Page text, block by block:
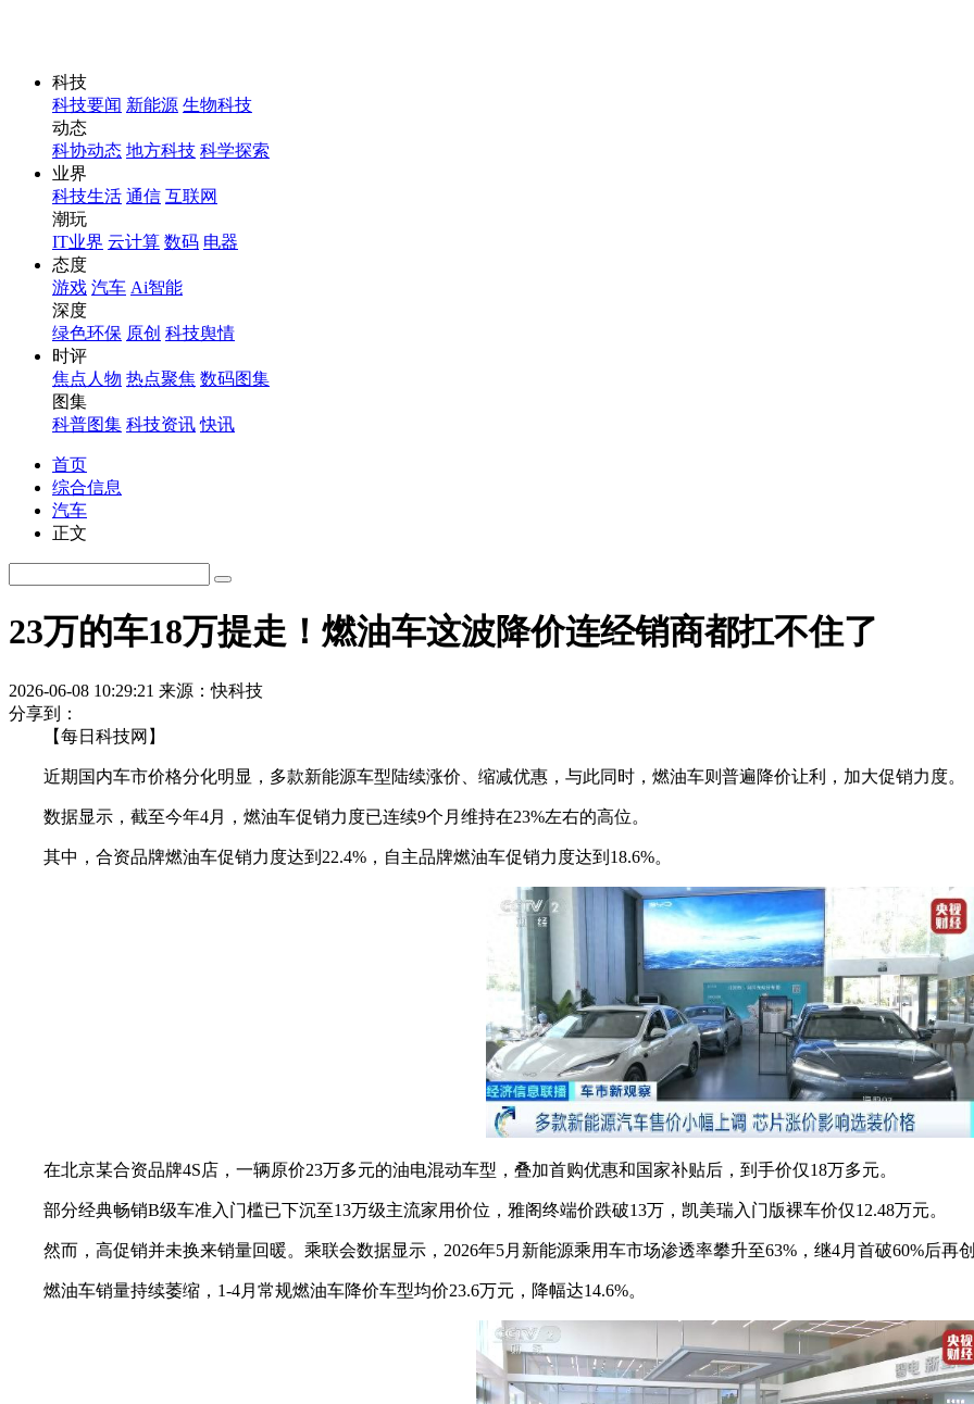
科技
科技要闻 新能源 生物科技
动态
科协动态 地方科技 科学探索
业界
科技生活 通信 互联网
潮玩
IT业界 云计算 数码 电器
态度
游戏 汽车 Ai智能
深度
绿色环保 原创 科技舆情
时评
焦点人物 热点聚焦 数码图集
图集
科普图集 科技资讯 快讯
首页
综合信息
汽车
正文
23万的车18万提走！燃油车这波降价连经销商都扛不住了
2026-06-08 10:29:21 来源：快科技
分享到：
【每日科技网】
近期国内车市价格分化明显，多款新能源车型陆续涨价、缩减优惠，与此同时，燃油车则普遍降价让利，加大促销力度。
数据显示，截至今年4月，燃油车促销力度已连续9个月维持在23%左右的高位。
其中，合资品牌燃油车促销力度达到22.4%，自主品牌燃油车促销力度达到18.6%。
在北京某合资品牌4S店，一辆原价23万多元的油电混动车型，叠加首购优惠和国家补贴后，到手价仅18万多元。
部分经典畅销B级车准入门槛已下沉至13万级主流家用价位，雅阁终端价跌破13万，凯美瑞入门版裸车价仅12.48万元。
然而，高促销并未换来销量回暖。乘联会数据显示，2026年5月新能源乘用车市场渗透率攀升至63%，继4月首破60%后再
燃油车销量持续萎缩，1-4月常规燃油车降价车型均价23.6万元，降幅达14.6%。